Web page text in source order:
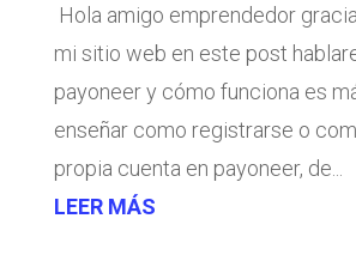
Hola amigo emprendedor
mi sitio web en este post
payoneer y cómo funciona es
enseñar como registrarse o
propia cuenta en payoneer, de...
LEER MÁS